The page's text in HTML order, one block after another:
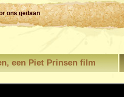
ons gedaan
een Piet Prinsen film